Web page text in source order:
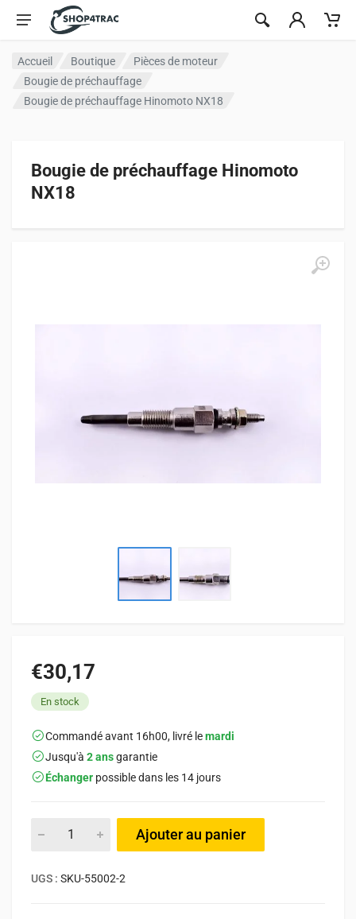
Aller au contenu
Accueil Boutique
Pièces de moteur
Bougie de préchauffage
Bougie de préchauffage Hinomoto NX18
Bougie de préchauffage Hinomoto
NX18
€30,17
En stock
Commandé avant 16h00, livré lemardi
Jusqu'à 2 ansgarantie
Échanger possible dans les 14 jours
Ajouter au panier
UGS : SKU-55002-2